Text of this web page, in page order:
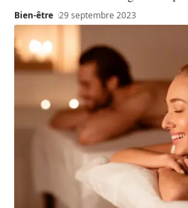
Bien-être 29 septembre 2023